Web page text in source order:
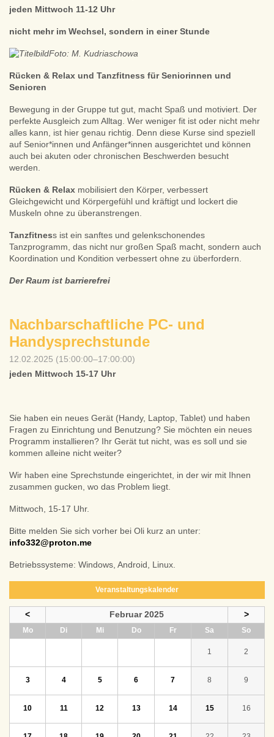
jeden Mittwoch 11-12 Uhr
nicht mehr im Wechsel, sondern in einer Stunde
Foto: M. Kudriaschowa
Rücken & Relax und Tanzfitness für Seniorinnen und
Senioren
Bewegung in der Gruppe tut gut, macht Spaß und motiviert. Der
perfekte Ausgleich zum Alltag. Wer weniger fit ist oder nicht mehr
alles kann, ist hier genau richtig. Denn diese Kurse sind speziell
auf Senior*innen und Anfänger*innen ausgerichtet und können
auch bei akuten oder chronischen Beschwerden besucht
werden.
Rücken & Relax mobilisiert den Körper, verbessert
Gleichgewicht und Körpergefühl und kräftigt und lockert die
Muskeln ohne zu überanstrengen.
Tanzfitness ist ein sanftes und gelenkschonendes
Tanzprogramm, das nicht nur großen Spaß macht, sondern auch
Koordination und Kondition verbessert ohne zu überfordern.
Der Raum ist barrierefrei
Nachbarschaftliche PC- und
Handysprechstunde
12.02.2025 (15:00:00–17:00:00)
jeden Mittwoch 15-17 Uhr
Sie haben ein neues Gerät (Handy, Laptop, Tablet) und haben
Fragen zu Einrichtung und Benutzung? Sie möchten ein neues
Programm installieren? Ihr Gerät tut nicht, was es soll und sie
kommen alleine nicht weiter?
Wir haben eine Sprechstunde eingerichtet, in der wir mit Ihnen
zusammen gucken, wo das Problem liegt.
Mittwoch, 15-17 Uhr.
Bitte melden Sie sich vorher bei Oli kurz an unter:
info332@proton.me
Betriebssysteme: Windows, Android, Linux.
Veranstaltungskalender
< Februar 2025 >
Montag Dienstag Mittwoch DonnerstagFreitag Sa Sonntag
1 2
3 4 5 6 7 8 9
10 11 12 13 14 15 16